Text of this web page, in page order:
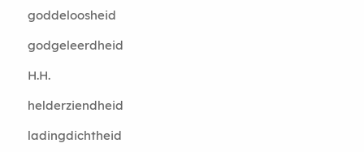
goddeloosheid
godgeleerdheid
H.H.
helderziendheid
ladingdichtheid